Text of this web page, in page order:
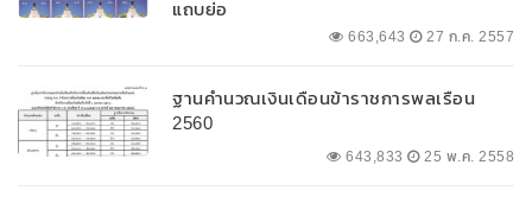
แถบย่อ
663,643 27 ก.ค. 2557
ฐานคำนวณเงินเดือนข้าราชการพลเรือน
2560
643,833 25 พ.ค. 2558